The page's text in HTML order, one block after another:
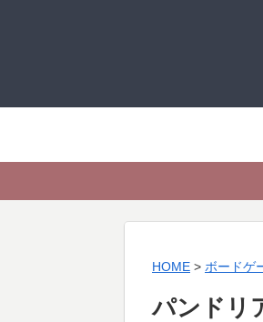
HOME > ボードゲ
パンドリ